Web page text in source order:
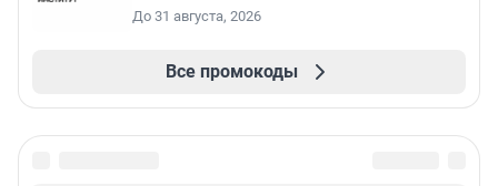
До 31 августа, 2026
Все промокоды